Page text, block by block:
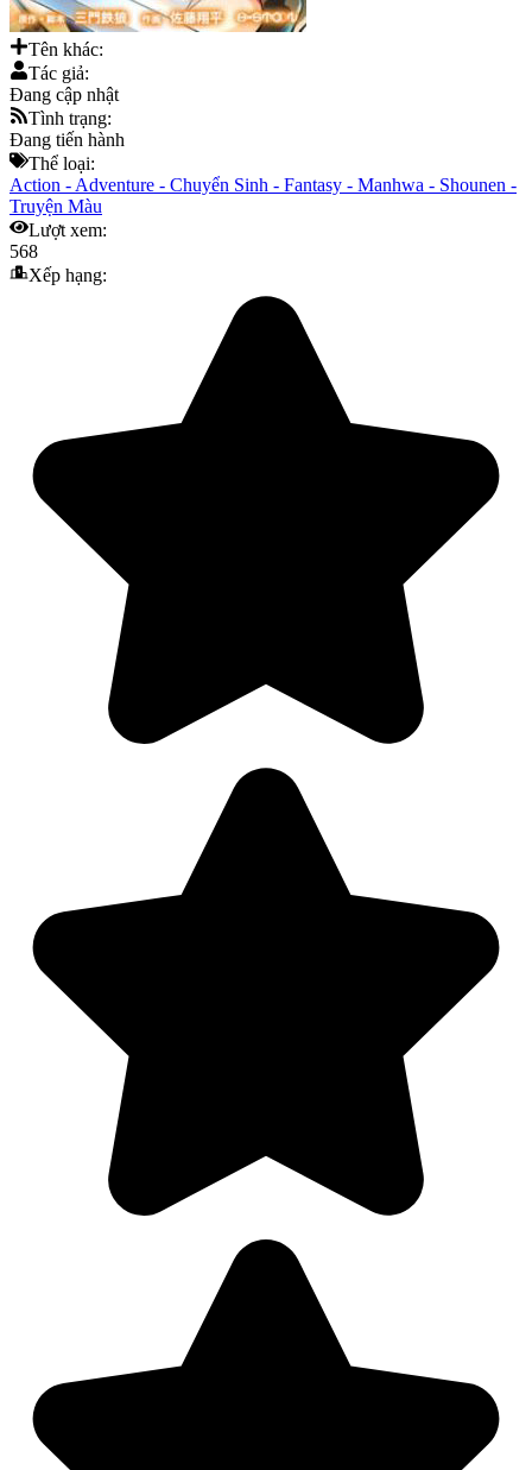
Tên khác:
Tác giả:
Đang cập nhật
Tình trạng:
Đang tiến hành
Thể loại:
Action - Adventure - Chuyển Sinh - Fantasy - Manhwa - Shounen -
Truyện Màu
Lượt xem:
568
Xếp hạng: